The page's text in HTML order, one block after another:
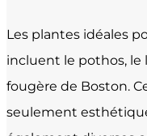
Les plantes idéales
incluent le pothos, le
fougère de Boston.
seulement